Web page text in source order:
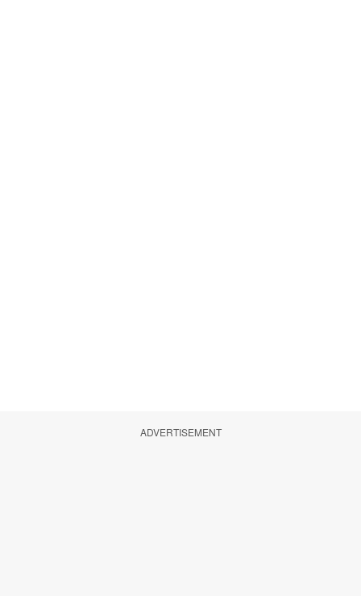
ADVERTISEMENT